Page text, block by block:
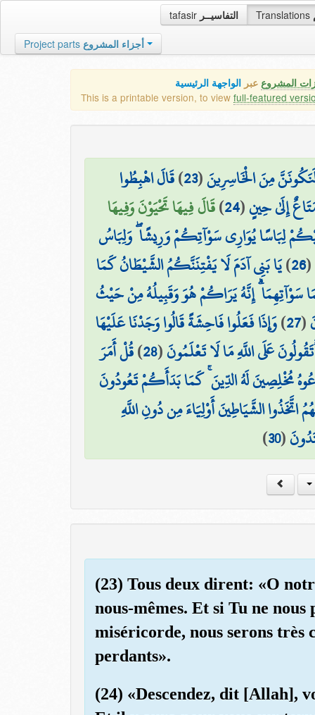
tafasir التفاسيــر Translations
Project parts أجزاء المشروع
المشروع عبر الواجهة الرئيسية
This is a printable version, to view full-featured
لَنَكُونَنَّ مِنَ الْخَاسِرِينَ(
23
)قَالَ اهْبِطُوا
إِلَىٰ حِينٍ(
24
)قَالَ فِيهَا تَحْيَوْنَ وَفِيهَا
لِبَاسًا يُوَارِي سَوْآتِكُمْ وَرِيشًا ۖ وَلِبَاسُ
(
26
)يَا بَنِي آدَمَ لَا يَفْتِنَنَّكُمُ الشَّيْطَانُ كَمَا
سَوْآتِهِمَا ۗ إِنَّهُ يَرَاكُمْ هُوَ وَقَبِيلُهُ مِنْ حَيْثُ
(
27
)وَإِذَا فَعَلُوا فَاحِشَةً قَالُوا وَجَدْنَا عَلَيْهَا
عَلَى اللَّهِ مَا لَا تَعْلَمُونَ(
28
)قُلْ أَمَرَ
مُخْلِصِينَ لَهُ الدِّينَ ۚ كَمَا بَدَأَكُمْ تَعُودُونَ
الشَّيَاطِينَ أَوْلِيَاءَ مِن دُونِ اللَّهِ
(
30
)
(23) Tous deux dirent: «O
nous-mêmes. Et si Tu ne nous
miséricorde, nous serons très
perdants».
(24) «Descendez, dit [Allah],